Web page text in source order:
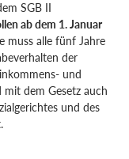
SGB II
ab dem 1. Januar
muss alle fünf Jahre
der
und
mit dem Gesetz auch
und des